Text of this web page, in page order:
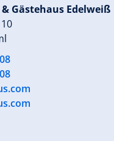
Gästehaus Edelweiß